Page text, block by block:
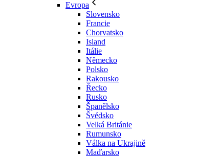
Evropa
Slovensko
Francie
Chorvatsko
Island
Itálie
Německo
Polsko
Rakousko
Řecko
Rusko
Španělsko
Švédsko
Velká Británie
Rumunsko
Válka na Ukrajině
Maďarsko